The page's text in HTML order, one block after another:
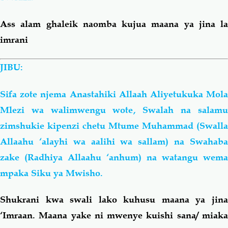
Salaf Wa Ummah Firaq-Makundi
Fiqh-Ibaadah Duaa-Adhkaar
Raqaaiq
Familia-Jamii Maswali-Majibu
Chemsha Bongo
Mapishi
Ass alam ghaleik naomba kujua maana ya jina la
imrani
JIBU:
Sifa zote njema Anastahiki Allaah Aliyetukuka Mola
Mlezi wa walimwengu wote, Swalah na salamu
zimshukie kipenzi chetu Mtume Muhammad (Swalla
Allaahu ‘alayhi wa aalihi wa sallam) na Swahaba
zake (Radhiya Allaahu ‘anhum) na watangu wema
mpaka Siku ya Mwisho.
Shukrani kwa swali lako kuhusu maana ya jina
‘Imraan. Maana yake ni mwenye kuishi sana/ miaka